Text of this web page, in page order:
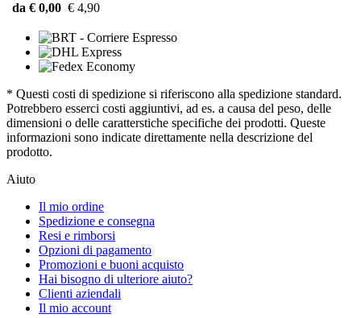
da € 0,00 € 4,90
* Questi costi di spedizione si riferiscono alla spedizione standard.
Potrebbero esserci costi aggiuntivi, ad es. a causa del peso, delle
dimensioni o delle caratterstiche specifiche dei prodotti. Queste
informazioni sono indicate direttamente nella descrizione del
prodotto.
Aiuto
Il mio ordine
Spedizione e consegna
Resi e rimborsi
Opzioni di pagamento
Promozioni e buoni acquisto
Hai bisogno di ulteriore aiuto?
Clienti aziendali
Il mio account